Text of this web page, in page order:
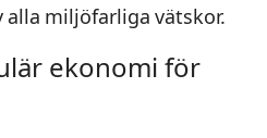
alla miljöfarliga vätskor.
ekonomi för